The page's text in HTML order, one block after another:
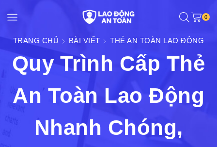
0
TRANG CHỦ BÀI VIẾT THẺ AN TOÀN LAO ĐỘNG
Quy Trình Cấp Thẻ
An Toàn Lao Động
Nhanh Chóng,